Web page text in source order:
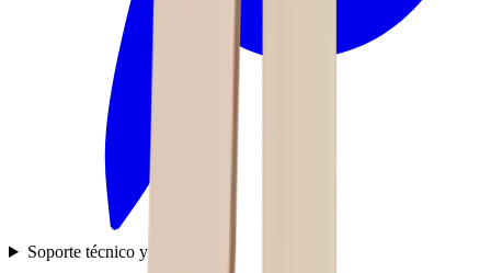
Soporte técnico y preguntas